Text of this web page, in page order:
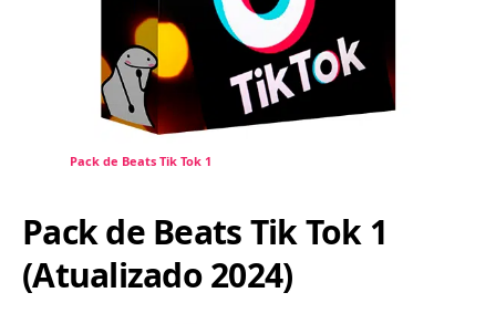
Pack de Beats Tik Tok 1
Pack de Beats Tik Tok 1
(Atualizado 2024)